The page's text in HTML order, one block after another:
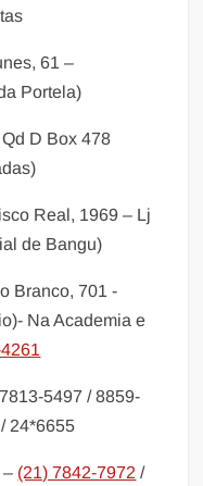
61 –
Portela)
D Box 478
Real, 1969 – Lj
de Bangu)
Branco, 701 -
Na Academia e
5497 / 8859-
24*6655
– (21) 7842-7972 /